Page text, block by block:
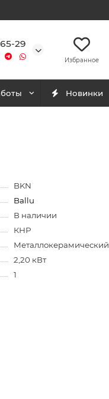
29
Избранное
Новинки
BKN
Ballu
В наличии
КНР
Металлокерамический
2,20 кВт
1